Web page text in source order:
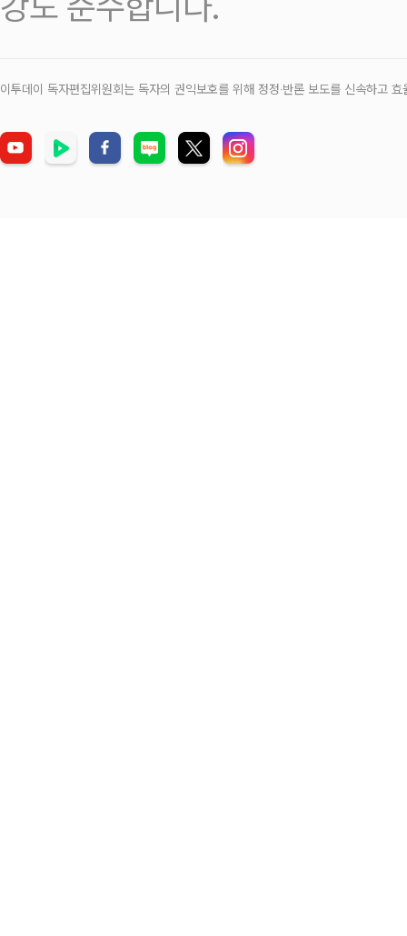
이투데이 독자편집위원회는 독자의 권익보호를 위해 정정‧반론 보도를 신속하고